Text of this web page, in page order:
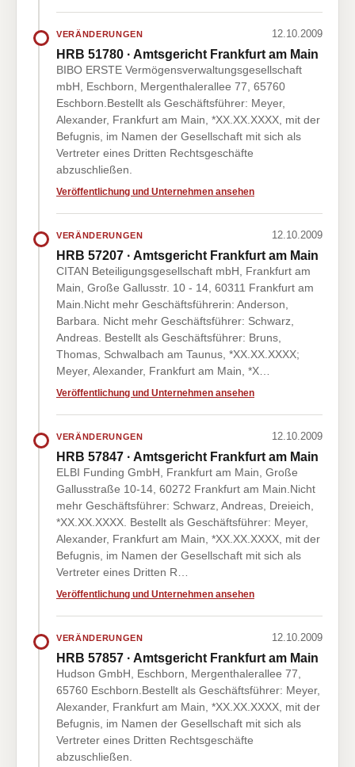
VERÄNDERUNGEN 12.10.2009
HRB 51780 · Amtsgericht Frankfurt am Main
BIBO ERSTE Vermögensverwaltungsgesellschaft
mbH, Eschborn, Mergenthalerallee 77, 65760
Eschborn.Bestellt als Geschäftsführer: Meyer,
Alexander, Frankfurt am Main, *XX.XX.XXXX, mit der
Befugnis, im Namen der Gesellschaft mit sich als
Vertreter eines Dritten Rechtsgeschäfte
abzuschließen.
Veröffentlichung und Unternehmen ansehen
VERÄNDERUNGEN 12.10.2009
HRB 57207 · Amtsgericht Frankfurt am Main
CITAN Beteiligungsgesellschaft mbH, Frankfurt am
Main, Große Gallusstr. 10 - 14, 60311 Frankfurt am
Main.Nicht mehr Geschäftsführerin: Anderson,
Barbara. Nicht mehr Geschäftsführer: Schwarz,
Andreas. Bestellt als Geschäftsführer: Bruns,
Thomas, Schwalbach am Taunus, *XX.XX.XXXX;
Meyer, Alexander, Frankfurt am Main, *X…
Veröffentlichung und Unternehmen ansehen
VERÄNDERUNGEN 12.10.2009
HRB 57847 · Amtsgericht Frankfurt am Main
ELBI Funding GmbH, Frankfurt am Main, Große
Gallusstraße 10-14, 60272 Frankfurt am Main.Nicht
mehr Geschäftsführer: Schwarz, Andreas, Dreieich,
*XX.XX.XXXX. Bestellt als Geschäftsführer: Meyer,
Alexander, Frankfurt am Main, *XX.XX.XXXX, mit der
Befugnis, im Namen der Gesellschaft mit sich als
Vertreter eines Dritten R…
Veröffentlichung und Unternehmen ansehen
VERÄNDERUNGEN 12.10.2009
HRB 57857 · Amtsgericht Frankfurt am Main
Hudson GmbH, Eschborn, Mergenthalerallee 77,
65760 Eschborn.Bestellt als Geschäftsführer: Meyer,
Alexander, Frankfurt am Main, *XX.XX.XXXX, mit der
Befugnis, im Namen der Gesellschaft mit sich als
Vertreter eines Dritten Rechtsgeschäfte
abzuschließen.